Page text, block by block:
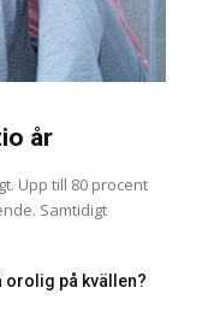
år
Upp till 80 procent
Samtidigt
på kvällen?